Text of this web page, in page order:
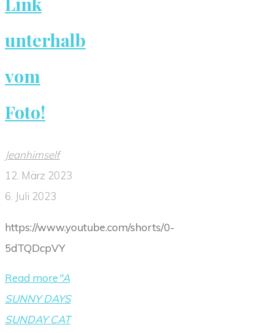
unterhalb
vom
Foto!
Jeanhimself
12. März 2023
6. Juli 2023
https://www.youtube.com/shorts/0-
5dTQDcpVY
Read more"A
SUNNY DAYS
SUNDAY CAT